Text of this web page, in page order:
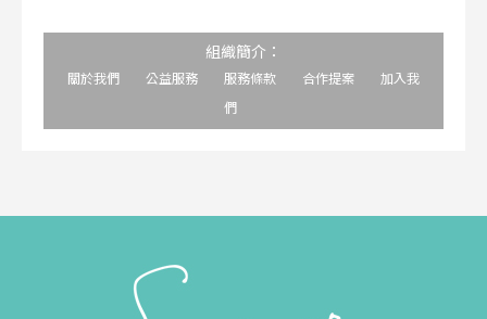
組織簡介：
關於我們 公益服務 服務條款 合作提案
加入我
們